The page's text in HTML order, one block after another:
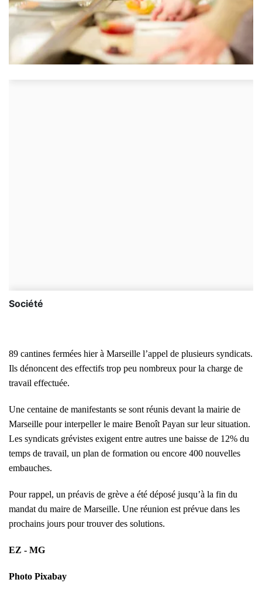
Société
89 cantines fermées hier à Marseille l’appel de plusieurs syndicats.
Ils dénoncent des effectifs trop peu nombreux pour la charge de
travail effectuée.
Une centaine de manifestants se sont réunis devant la mairie de
Marseille pour interpeller le maire Benoît Payan sur leur situation.
Les syndicats grévistes exigent entre autres une baisse de 12% du
temps de travail, un plan de formation ou encore 400 nouvelles
embauches.
Pour rappel, un préavis de grève a été déposé jusqu’à la fin du
mandat du maire de Marseille. Une réunion est prévue dans les
prochains jours pour trouver des solutions.
EZ - MG
Photo Pixabay